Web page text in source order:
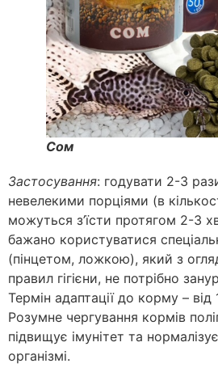
Сом
Застосування: годувати 2-3
невелекими порціями (в
можуться з’їсти протягом 2-3
бажано користуватися
(пінцетом, ложкою), який з
правил гігієни, не потрібно
Термін адаптації до корму –
Розумне чергування кормів
підвищує імунітет та
організмі.